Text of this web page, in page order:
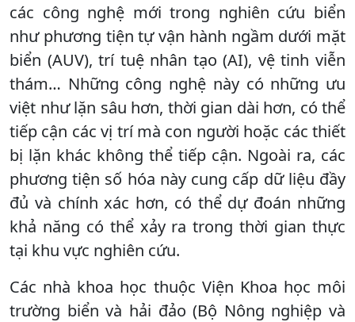
các công nghệ mới trong nghiên cứu biển
như phương tiện tự vận hành ngầm dưới mặt
biển (AUV), trí tuệ nhân tạo (AI), vệ tinh viễn
thám… Những công nghệ này có những ưu
việt như lặn sâu hơn, thời gian dài hơn, có thể
tiếp cận các vị trí mà con người hoặc các thiết
bị lặn khác không thể tiếp cận. Ngoài ra, các
phương tiện số hóa này cung cấp dữ liệu đầy
đủ và chính xác hơn, có thể dự đoán những
khả năng có thể xảy ra trong thời gian thực
tại khu vực nghiên cứu.
Các nhà khoa học thuộc Viện Khoa học môi
trường biển và hải đảo (Bộ Nông nghiệp và